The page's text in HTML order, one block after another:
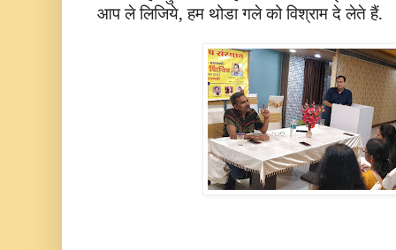
आप ले लिजिये, हम थोडा गले को विश्राम दे लेते हैं.